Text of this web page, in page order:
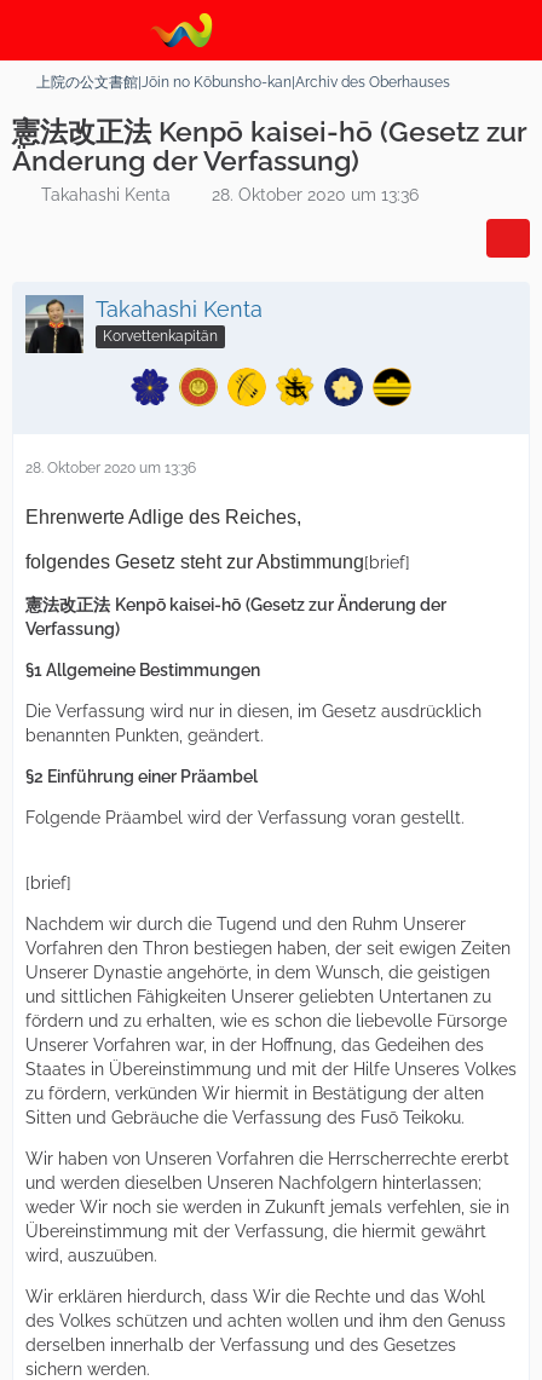
上院の公文書館|Jōin no Kōbunsho-kan|Archiv des Oberhauses
憲法改正法 Kenpō kaisei-hō (Gesetz zur
Änderung der Verfassung)
Takahashi Kenta 28. Oktober 2020 um 13:36
Takahashi Kenta
Korvettenkapitän
28. Oktober 2020 um 13:36
Ehrenwerte Adlige des Reiches,
folgendes Gesetz steht zur Abstimmung[brief]
憲法改正法 Kenpō kaisei-hō (Gesetz zur Änderung der
Verfassung)
§1 Allgemeine Bestimmungen
Die Verfassung wird nur in diesen, im Gesetz ausdrücklich
benannten Punkten, geändert.
§2 Einführung einer Präambel
Folgende Präambel wird der Verfassung voran gestellt.
[brief]
Nachdem wir durch die Tugend und den Ruhm Unserer
Vorfahren den Thron bestiegen haben, der seit ewigen Zeiten
Unserer Dynastie angehörte, in dem Wunsch, die geistigen
und sittlichen Fähigkeiten Unserer geliebten Untertanen zu
fördern und zu erhalten, wie es schon die liebevolle Fürsorge
Unserer Vorfahren war, in der Hoffnung, das Gedeihen des
Staates in Übereinstimmung und mit der Hilfe Unseres Volkes
zu fördern, verkünden Wir hiermit in Bestätigung der alten
Sitten und Gebräuche die Verfassung des Fusō Teikoku.
Wir haben von Unseren Vorfahren die Herrscherrechte ererbt
und werden dieselben Unseren Nachfolgern hinterlassen;
weder Wir noch sie werden in Zukunft jemals verfehlen, sie in
Übereinstimmung mit der Verfassung, die hiermit gewährt
wird, auszuüben.
Wir erklären hierdurch, dass Wir die Rechte und das Wohl
des Volkes schützen und achten wollen und ihm den Genuss
derselben innerhalb der Verfassung und des Gesetzes
sichern werden.